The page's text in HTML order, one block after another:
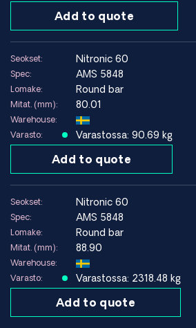
Add to quote
Seokset: nitronic 60
Spec: AMS 5848
Lomake: Round bar
Mitat. (mm): 80.01
Warehouse:
Varasto:
Varastossa: 90.69 kg
Add to quote
Seokset: nitronic 60
Spec: AMS 5848
Lomake: Round bar
Mitat. (mm): 88.90
Warehouse:
Varasto:
Varastossa: 2318.48 kg
Add to quote